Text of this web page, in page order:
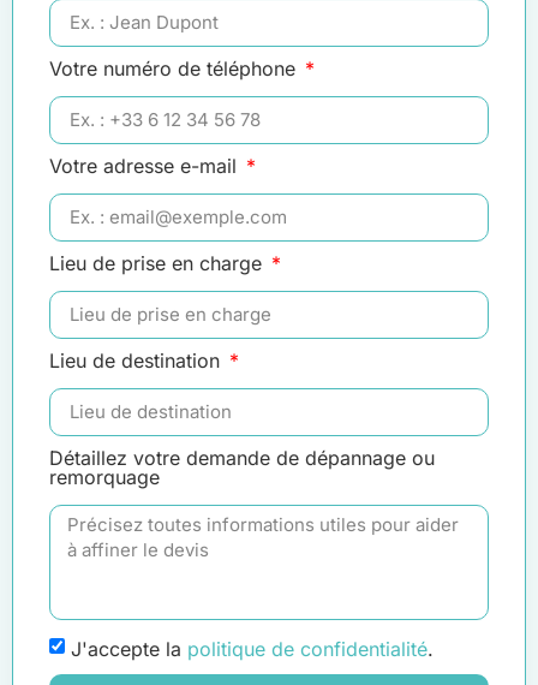
Votre numéro de téléphone
Votre adresse e-mail
Lieu de prise en charge
Lieu de destination
Détaillez votre demande de dépannage ou
remorquage
J'accepte la politique de confidentialité.